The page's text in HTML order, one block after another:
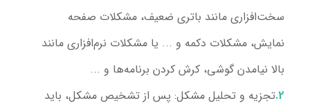
سخت‌افزاری مانند باتری ضعیف، مشکلات صفحه
نمایش، مشکلات دکمه و ... یا مشکلات نرم‌افزاری مانند
بالا نیامدن گوشی، کرش کردن برنامه‌ها و ...
تجزیه و تحلیل مشکل: پس از تشخیص مشکل، باید